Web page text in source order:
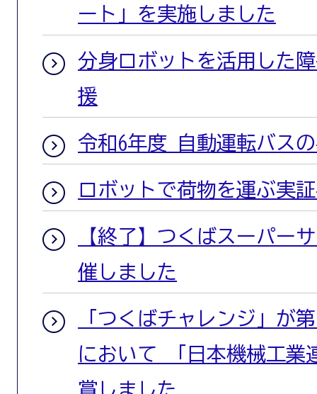
ート」を実施しました
分身ロボットを活用した
援
令和6年度 自動運転バス
ロボットで荷物を運ぶ実
【終了】つくばスーパー
催しました
「つくばチャレンジ」が
において 「日本機械工業
賞しました